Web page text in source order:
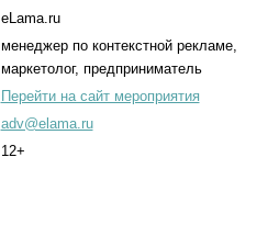
eLama.ru
менеджер по контекстной рекламе,
маркетолог, предприниматель
Перейти на сайт мероприятия
adv@elama.ru
12+